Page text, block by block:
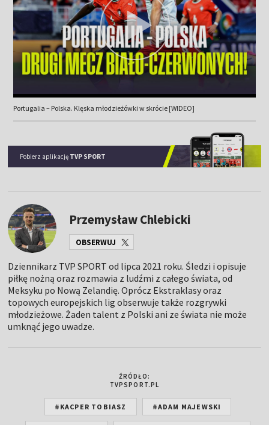
Portugalia – Polska. Klęska młodzieżówki w skrócie [WIDEO]
Pobierz aplikację TVP SPORT
Przemysław Chlebicki
OBSERWUJ
Dziennikarz TVP SPORT od lipca 2021 roku. Śledzi i opisuje
piłkę nożną oraz rozmawia z ludźmi z całego świata, od
Meksyku po Nową Zelandię. Oprócz Ekstraklasy oraz
topowych europejskich lig obserwuje także rozgrywki
młodzieżowe. Żaden talent z Polski ani ze świata nie może
umknąć jego uwadze.
ŹRÓDŁO:
TVPSPORT.PL
#KACPER TOBIASZ #ADAM MAJEWSKI